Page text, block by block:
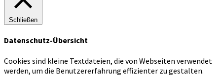
Schließen
Datenschutz-Übersicht
Cookies sind kleine Textdateien, die von Webseiten verwendet
werden, um die Benutzererfahrung effizienter zu gestalten.